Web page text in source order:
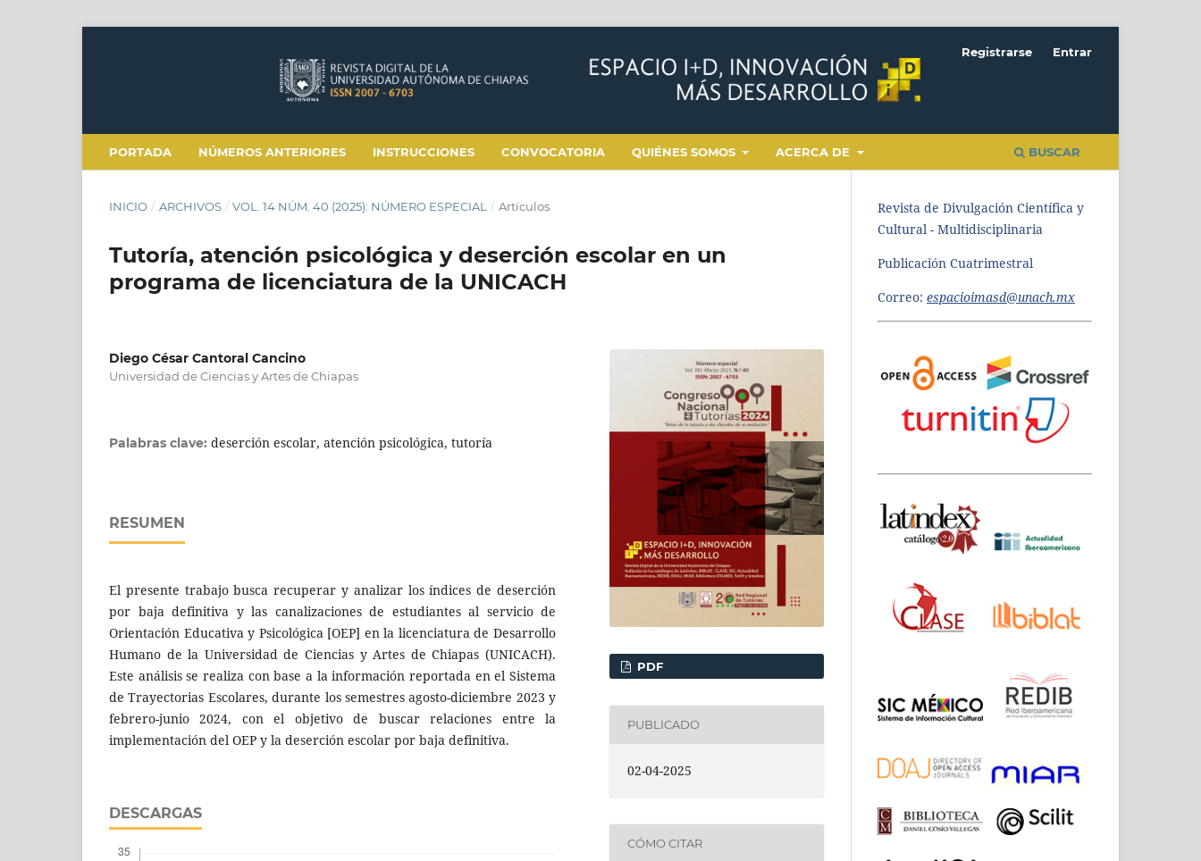
PORTADA NÚMEROS ANTERIORES INSTRUCCIONES CONVOCATORIA QUIÉNES SOMOS ACERCA DE BUSCAR
Registrarse Entrar
INICIO / ARCHIVOS / VOL. 14 NÚM. 40 (2025): NÚMERO ESPECIAL / Artículos
Tutoría, atención psicológica y deserción escolar en un
programa de licenciatura de la UNICACH
Diego César Cantoral Cancino
Universidad de Ciencias y Artes de Chiapas
Palabras clave: deserción escolar, atención psicológica, tutoría
RESUMEN
El presente trabajo busca recuperar y analizar los índices de deserción
por baja definitiva y las canalizaciones de estudiantes al servicio de
Orientación Educativa y Psicológica [OEP] en la licenciatura de Desarrollo
Humano de la Universidad de Ciencias y Artes de Chiapas (UNICACH).
Este análisis se realiza con base a la información reportada en el Sistema
de Trayectorias Escolares, durante los semestres agosto-diciembre 2023 y
febrero-junio 2024, con el objetivo de buscar relaciones entre la
implementación del OEP y la deserción escolar por baja definitiva.
DESCARGAS
PDF
PUBLICADO
02-04-2025
CÓMO CITAR
Revista de Divulgación Científica y
Cultural - Multidisciplinaria
Publicación Cuatrimestral
Correo: espacioimasd@unach.mx